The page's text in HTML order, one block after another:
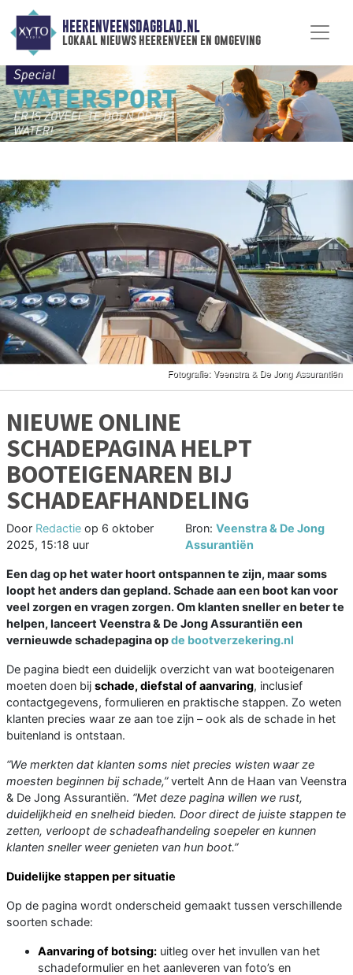
HEERENVEENSDAGBLAD.NL
lokaal nieuws heerenveen en omgeving
NIEUWE ONLINE
SCHADEPAGINA HELPT
BOOTEIGENAREN BIJ
SCHADEAFHANDELING
Door Redactie op 6 oktober
2025, 15:18 uur
Bron:Veenstra & De Jong
Assurantiën
Een dag op het water hoort ontspannen te zijn, maar soms
loopt het anders dan gepland. Schade aan een boot kan voor
veel zorgen en vragen zorgen. Om klanten sneller en beter te
helpen, lanceert Veenstra & De Jong Assurantiën een
vernieuwde schadepagina opde bootverzekering.nl
De pagina biedt een duidelijk overzicht van wat booteigenaren
moeten doen bij schade, diefstal of aanvaring, inclusief
contactgegevens, formulieren en praktische stappen. Zo weten
klanten precies waar ze aan toe zijn – ook als de schade in het
buitenland is ontstaan.
“We merkten dat klanten soms niet precies wisten waar ze
moesten beginnen bij schade,”vertelt Ann de Haan van Veenstra
& De Jong Assurantiën. “Met deze pagina willen we rust,
duidelijkheid en snelheid bieden. Door direct de juiste stappen te
zetten, verloopt de schadeafhandeling soepeler en kunnen
klanten sneller weer genieten van hun boot.”
Duidelijke stappen per situatie
Op de pagina wordt onderscheid gemaakt tussen verschillende
soorten schade:
Aanvaring of botsing: uitleg over het invullen van het
schadeformulier en het aanleveren van foto’s en